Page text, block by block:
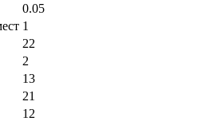
0.05
1
22
2
13
21
12